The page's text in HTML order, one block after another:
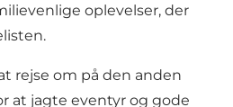
oplevelser, der
rejse om på den anden
at jagte eventyr og gode